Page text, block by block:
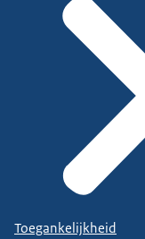
Toegankelijkheid